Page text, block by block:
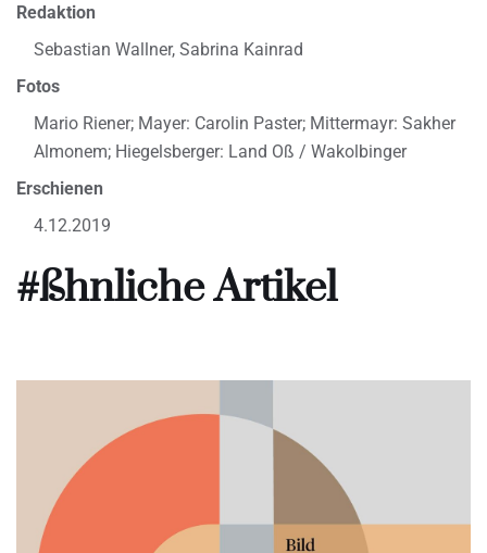
Redaktion
Sebastian Wallner, Sabrina Kainrad
Fotos
Mario Riener; Mayer: Carolin Paster; Mittermayr: Sakher
Almonem; Hiegelsberger: Land Oß / Wakolbinger
Erschienen
4.12.2019
#ßhnliche Artikel